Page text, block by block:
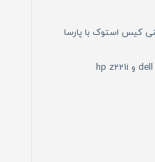
کیس استوک با پارسا